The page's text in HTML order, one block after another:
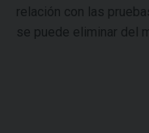
relación con las
se puede eliminar del